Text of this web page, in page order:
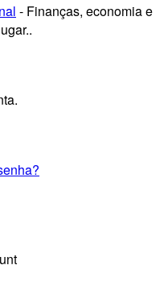
- Finanças, economia e